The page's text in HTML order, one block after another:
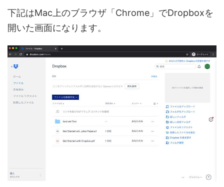
下記はMac上のブラウザ「Chrome」でDropboxを
開いた画面になります。